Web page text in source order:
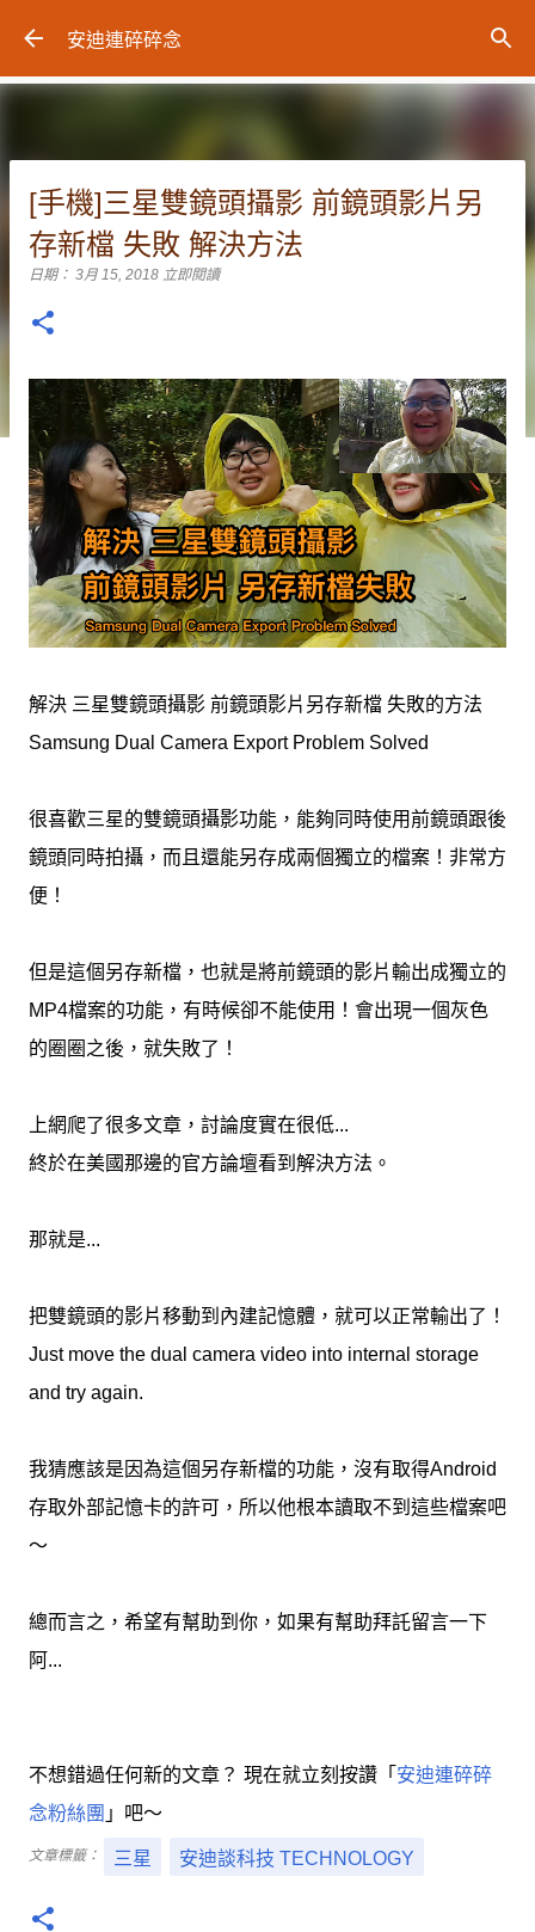
安迪連碎碎念
[手機]三星雙鏡頭攝影 前鏡頭影片另
存新檔 失敗 解決方法
日期： 3月 15, 2018 立即閱讀
解決 三星雙鏡頭攝影 前鏡頭影片另存新檔 失敗的方法
Samsung Dual Camera Export Problem Solved
很喜歡三星的雙鏡頭攝影功能，能夠同時使用前鏡頭跟後
鏡頭同時拍攝，而且還能另存成兩個獨立的檔案！非常方
便！
但是這個另存新檔，也就是將前鏡頭的影片輸出成獨立的
MP4檔案的功能，有時候卻不能使用！會出現一個灰色
的圈圈之後，就失敗了！
上網爬了很多文章，討論度實在很低...
終於在美國那邊的官方論壇看到解決方法。
那就是...
把雙鏡頭的影片移動到內建記憶體，就可以正常輸出了！
Just move the dual camera video into internal storage
and try again.
我猜應該是因為這個另存新檔的功能，沒有取得Android
存取外部記憶卡的許可，所以他根本讀取不到這些檔案吧
～
總而言之，希望有幫助到你，如果有幫助拜託留言一下
阿...
不想錯過任何新的文章？ 現在就立刻按讚「 安迪連碎碎
念粉絲團 」吧～
文章標籤： 三星 安迪談科技 TECHNOLOGY